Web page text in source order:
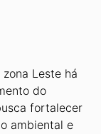
Leste há
do
fortalecer
ambiental e